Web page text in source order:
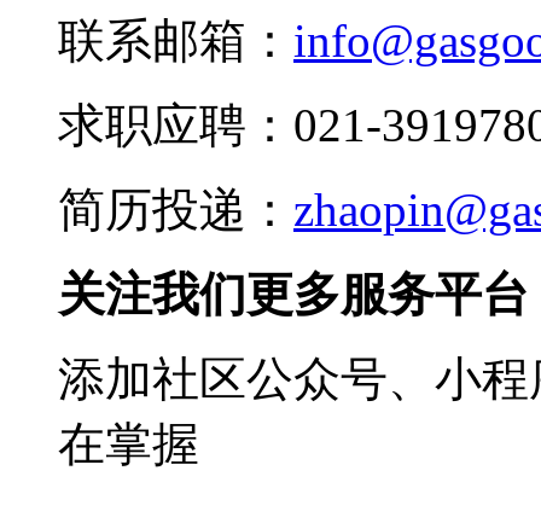
联系邮箱：
求职应聘：021-
简历投递：
关注我们更多服务平台
添加社区公众号、小
在掌握